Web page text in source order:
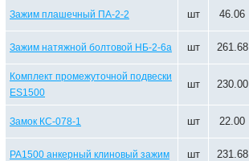
Зажим плашечный ПА-2-2 шт 46.06
Зажим натяжной болтовой НБ-2-6а шт 261.68
Комплект промежуточной подвески
ES1500
шт 230.00
Замок КС-078-1 шт 22.00
РА1500 анкерный клиновый зажим шт 231.68